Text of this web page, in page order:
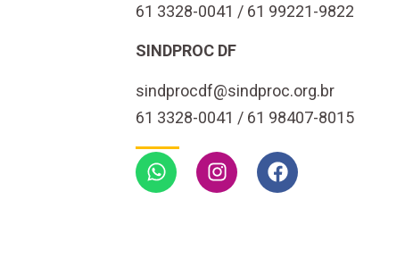
61 3328-0041 / 61 99221-9822
SINDPROC DF
sindprocdf@sindproc.org.br
61 3328-0041 / 61 98407-8015